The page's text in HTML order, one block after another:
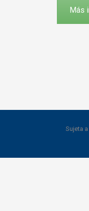
Más
Sujeta